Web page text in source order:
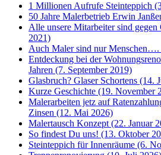
1 Millionen Aufrufe Steinteppich
50 Jahre Malerbetrieb Erwin
Alle unsere Mitarbeiter sind
2021)
Auch Maler sind nur
Entdeckung bei der
Jahren (7. September 2019)
Glasbruch? Glaser Schortens (14.
Kurze Geschichte (19. November
Malerarbeiten jetz auf
Zinsen (12. Mai 2026)
Malertausch Konzept (22. Januar
So findest Du uns! (13. Oktober
Steinteppich für Innenräume (6.